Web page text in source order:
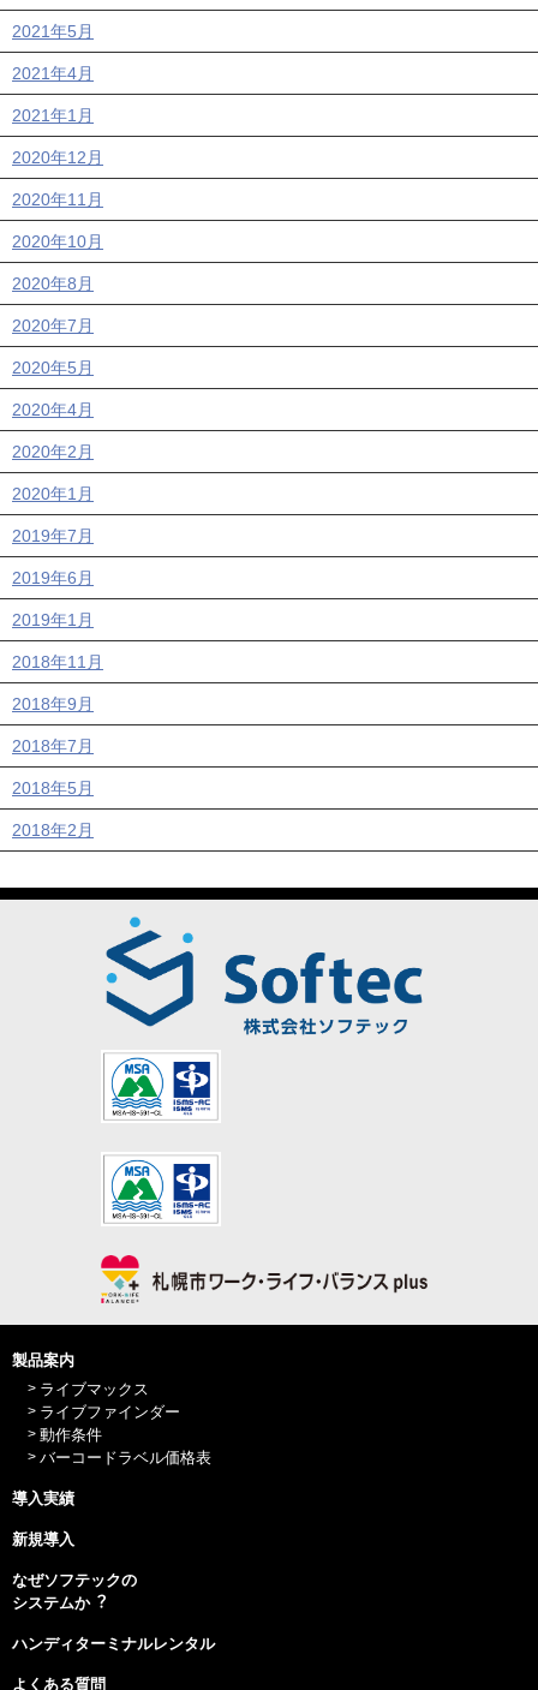
2021年5月
2021年4月
2021年1月
2020年12月
2020年11月
2020年10月
2020年8月
2020年7月
2020年5月
2020年4月
2020年2月
2020年1月
2019年7月
2019年6月
2019年1月
2018年11月
2018年9月
2018年7月
2018年5月
2018年2月
製品案内
ライブマックス
ライブファインダー
動作条件
バーコードラベル価格表
導入実績
新規導入
なぜソフテックの
システムか︖
ハンディターミナルレンタル
よくある質問